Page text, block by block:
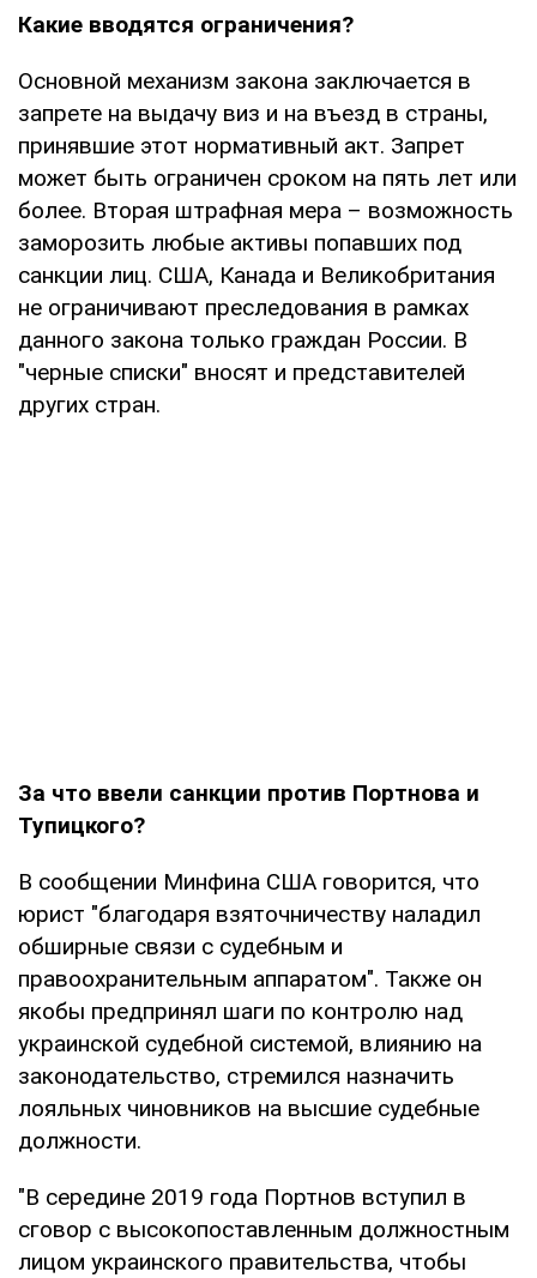
Какие вводятся ограничения?
Основной механизм закона заключается в
запрете на выдачу виз и на въезд в страны,
принявшие этот нормативный акт. Запрет
может быть ограничен сроком на пять лет или
более. Вторая штрафная мера – возможность
заморозить любые активы попавших под
санкции лиц. США, Канада и Великобритания
не ограничивают преследования в рамках
данного закона только граждан России. В
"черные списки" вносят и представителей
других стран.
За что ввели санкции против Портнова и
Тупицкого?
В сообщении Минфина США говорится, что
юрист "благодаря взяточничеству наладил
обширные связи с судебным и
правоохранительным аппаратом". Также он
якобы предпринял шаги по контролю над
украинской судебной системой, влиянию на
законодательство, стремился назначить
лояльных чиновников на высшие судебные
должности.
"В середине 2019 года Портнов вступил в
сговор с высокопоставленным должностным
лицом украинского правительства, чтобы